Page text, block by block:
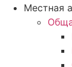
Местная